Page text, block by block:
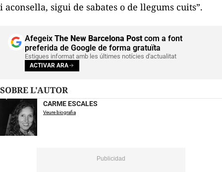
i aconsella, sigui de sabates o de llegums cuits”.
Afegeix The New Barcelona Postcom a font
preferida de Google de forma gratuïta
Estigues informat amb les últimes notícies d'actualitat
ACTIVAR ARA
SOBRE L'AUTOR
CARME ESCALES
Veure biografia